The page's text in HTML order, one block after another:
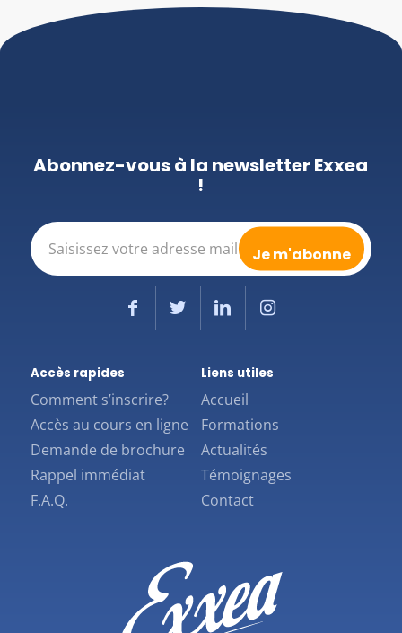
Abonnez-vous à la newsletter Exxea
!
E-
mail
(Nécessaire)
Accès rapides
Comment s’inscrire?
Accès au cours en ligne
Demande de brochure
Rappel immédiat
F.A.Q.
Liens utiles
Accueil
Formations
Actualités
Témoignages
Contact